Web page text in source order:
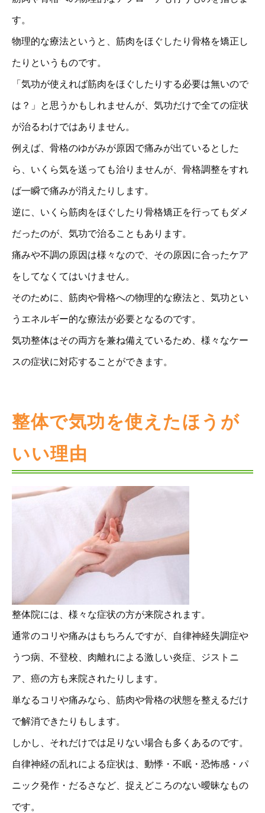
す。
物理的な療法というと、筋肉をほぐしたり骨格を矯正し
たりというものです。
「気功が使えれば筋肉をほぐしたりする必要は無いので
は？」と思うかもしれませんが、気功だけで全ての症状
が治るわけではありません。
例えば、骨格のゆがみが原因で痛みが出ているとした
ら、いくら気を送っても治りませんが、骨格調整をすれ
ば一瞬で痛みが消えたりします。
逆に、いくら筋肉をほぐしたり骨格矯正を行ってもダメ
だったのが、気功で治ることもあります。
痛みや不調の原因は様々なので、その原因に合ったケア
をしてなくてはいけません。
そのために、筋肉や骨格への物理的な療法と、気功とい
うエネルギー的な療法が必要となるのです。
気功整体はその両方を兼ね備えているため、様々なケー
スの症状に対応することができます。
整体で気功を使えたほうが
いい理由
整体院には、様々な症状の方が来院されます。
通常のコリや痛みはもちろんですが、自律神経失調症や
うつ病、不登校、肉離れによる激しい炎症、ジストニ
ア、癌の方も来院されたりします。
単なるコリや痛みなら、筋肉や骨格の状態を整えるだけ
で解消できたりもします。
しかし、それだけでは足りない場合も多くあるのです。
自律神経の乱れによる症状は、動悸・不眠・恐怖感・パ
ニック発作・だるさなど、捉えどころのない曖昧なもの
です。